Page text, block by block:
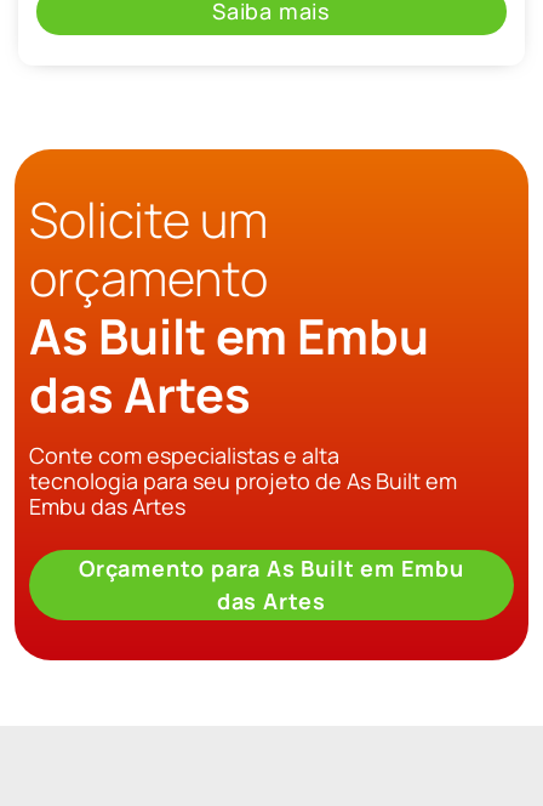
Saiba mais
Solicite um
orçamento
As Built em Embu
das Artes
Conte com especialistas e alta
tecnologia para seu projeto de As Built em
Embu das Artes
Orçamento para As Built em Embu
das Artes